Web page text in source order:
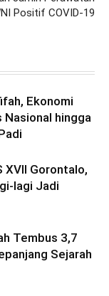
Positif COVID-19
Ekonomi
hingga
XVII Gorontalo,
lagi Jadi
Tembus 3,7
Sejarah